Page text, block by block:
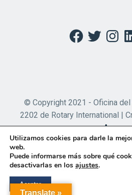
Facebook
Twitter
© Copyright 2021 - Oficina
2202 de Rotary International |
Apps
Translate »
Utilizamos cookies para darle la
web.
Puede informarse más sobre qué
desactivarlas en los ajustes.
Aceptar